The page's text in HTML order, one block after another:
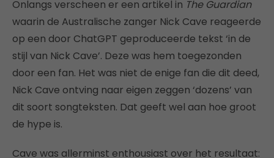
Onlangs verscheen er een artikel in The Guardian
waarin de Australische zanger Nick Cave reageerde
op een door ChatGPT geproduceerde tekst ‘in de
stijl van Nick Cave’. Deze was hem toegezonden
door een fan. Het was niet de enige fan die dit deed,
Nick Cave ontving naar eigen zeggen ‘dozens’ van
dit soort songteksten. Dat geeft wel aan hoe groot
de hype is.
Cave was allerminst enthousiast over het resultaat: